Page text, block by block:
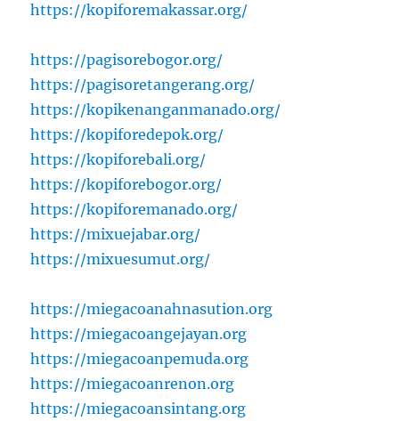
https://kopiforemakassar.org/
https://pagisorebogor.org/
https://pagisoretangerang.org/
https://kopikenanganmanado.org/
https://kopiforedepok.org/
https://kopiforebali.org/
https://kopiforebogor.org/
https://kopiforemanado.org/
https://mixuejabar.org/
https://mixuesumut.org/
https://miegacoanahnasution.org
https://miegacoangejayan.org
https://miegacoanpemuda.org
https://miegacoanrenon.org
https://miegacoansintang.org